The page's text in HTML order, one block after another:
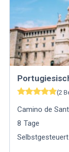
(2
Camino de
8 Tage
Selbstgesteuert